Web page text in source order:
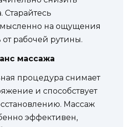
Старайтесь
на ощущения
от рабочей рутины.
массажа
процедура снимает
и способствует
Массаж
эффективен,